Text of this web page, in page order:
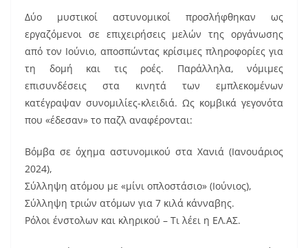
Δύο μυστικοί αστυνομικοί προσλήφθηκαν ως
εργαζόμενοι σε επιχειρήσεις μελών της οργάνωσης
από τον Ιούνιο, αποσπώντας κρίσιμες πληροφορίες για
τη δομή και τις ροές. Παράλληλα, νόμιμες
επισυνδέσεις στα κινητά των εμπλεκομένων
κατέγραψαν συνομιλίες-κλειδιά. Ως κομβικά γεγονότα
που «έδεσαν» το παζλ αναφέρονται:
Βόμβα σε όχημα αστυνομικού στα Χανιά (Ιανουάριος
2024),
Σύλληψη ατόμου με «μίνι οπλοστάσιο» (Ιούνιος),
Σύλληψη τριών ατόμων για 7 κιλά κάνναβης.
Ρόλοι ένστολων και κληρικού – Τι λέει η ΕΛ.ΑΣ.